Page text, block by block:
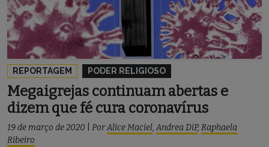
REPORTAGEM PODER RELIGIOSO
Megaigrejas continuam abertas e
dizem que fé cura coronavírus
19 de março de 2020 PorAlice Maciel,Andrea DiP, Raphaela
Ribeiro